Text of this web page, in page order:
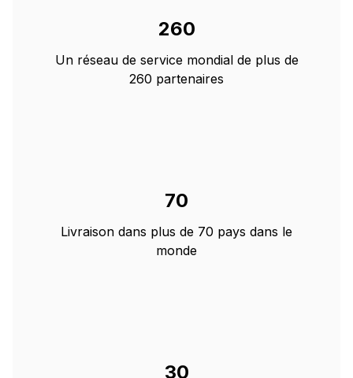
260
Un réseau de service mondial de plus de
260 partenaires
70
Livraison dans plus de 70 pays dans le
monde
30